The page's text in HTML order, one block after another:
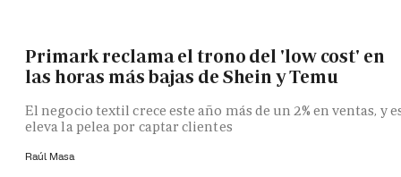
Primark reclama el trono del 'low cost' en
las horas más bajas de Shein y Temu
El negocio textil crece este año más de un 2% en ventas, y
eleva la pelea por captar clientes
Raúl Masa